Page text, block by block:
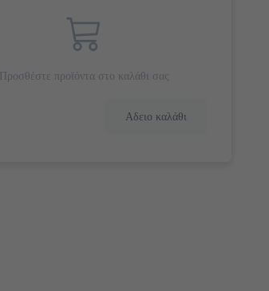
Προσθέστε προϊόντα στο καλάθι σας
Αδειο καλάθι